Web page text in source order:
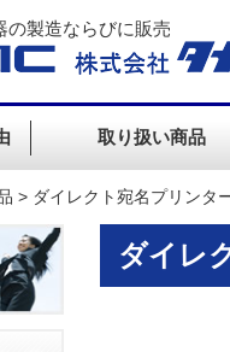
の製造ならびに販売
取り扱い商品
> ダイレクト宛名プリンタ
ダイレ